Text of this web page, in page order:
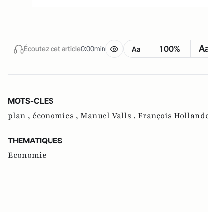
Écoutez cet article0:00min Aa 100%
MOTS-CLES
plan , économies , Manuel Valls , François
THEMATIQUES
Economie